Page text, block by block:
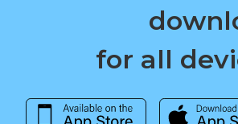
for all